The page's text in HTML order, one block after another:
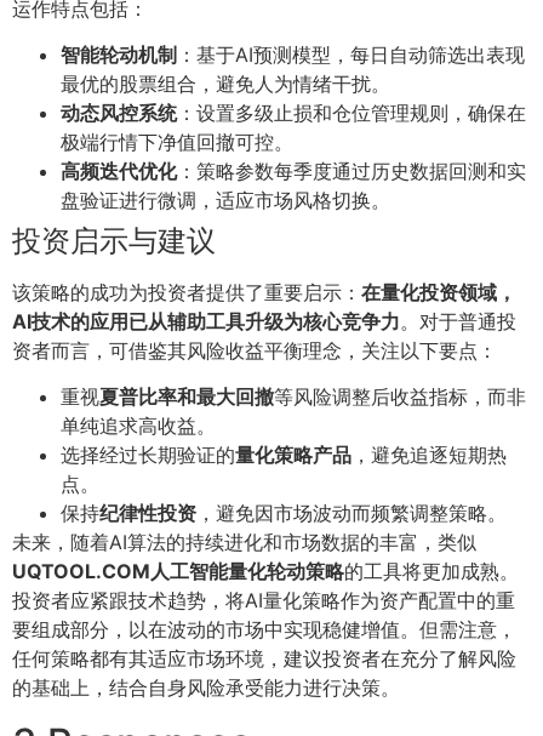
运作特点包括：
智能轮动机制 ：基于AI预测模型，每日自动筛选出表现
最优的股票组合，避免人为情绪干扰。
动态风控系统：设置多级止损和仓位管理规则，确保在
极端行情下净值回撤可控。
高频迭代优化：策略参数每季度通过历史数据回测和实
盘验证进行微调，适应市场风格切换。
投资启示与建议
该策略的成功为投资者提供了重要启示： 在量化投资领域，
AI技术的应用已从辅助工具升级为核心竞争力。对于普通投
资者而言，可借鉴其风险收益平衡理念，关注以下要点：
重视夏普比率和最大回撤等风险调整后收益指标，而非
单纯追求高收益。
选择经过长期验证的量化策略产品 ，避免追逐短期热
点。
保持纪律性投资 ，避免因市场波动而频繁调整策略。
未来，随着AI算法的持续进化和市场数据的丰富，类似
UQTOOL.COM人工智能量化轮动策略的工具将更加成熟。
投资者应紧跟技术趋势，将AI量化策略作为资产配置中的重
要组成部分，以在波动的市场中实现稳健增值。但需注意，
任何策略都有其适应市场环境，建议投资者在充分了解风险
的基础上，结合自身风险承受能力进行决策。